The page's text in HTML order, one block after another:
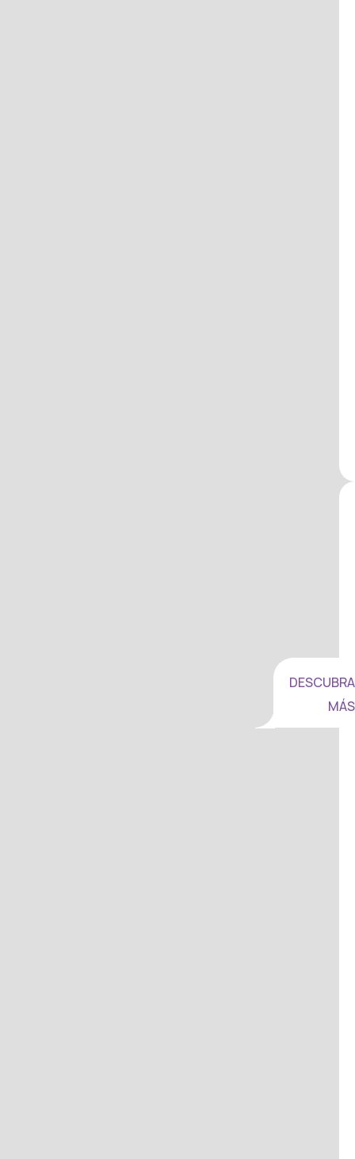
DESCUBRA
MÁS